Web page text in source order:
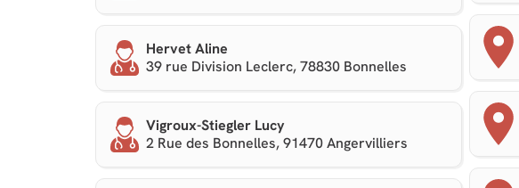
Hervet Aline
39 rue Division Leclerc, 78830 Bonnelles
Vigroux-Stiegler Lucy
2 Rue des Bonnelles, 91470 Angervilliers